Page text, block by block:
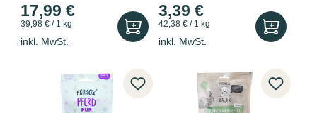
17,99 €
39,98 € / 1 kg
inkl. MwSt.
3,39 €
42,38 € / 1 kg
inkl. MwSt.